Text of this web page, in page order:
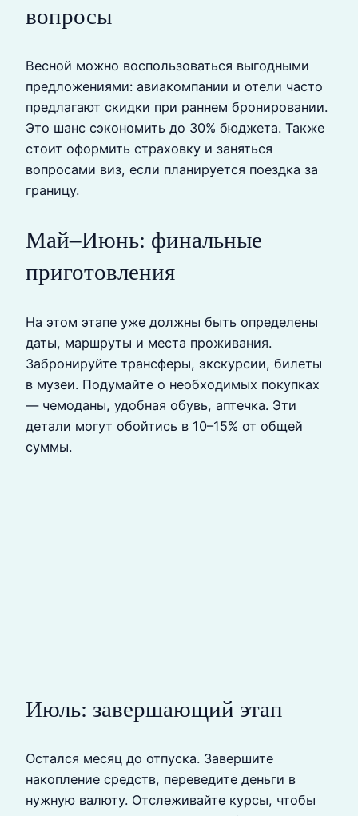
вопросы
Весной можно воспользоваться выгодными
предложениями: авиакомпании и отели часто
предлагают скидки при раннем бронировании.
Это шанс сэкономить до 30% бюджета. Также
стоит оформить страховку и заняться
вопросами виз, если планируется поездка за
границу.
Май–Июнь: финальные
приготовления
На этом этапе уже должны быть определены
даты, маршруты и места проживания.
Забронируйте трансферы, экскурсии, билеты
в музеи. Подумайте о необходимых покупках
— чемоданы, удобная обувь, аптечка. Эти
детали могут обойтись в 10–15% от общей
суммы.
Июль: завершающий этап
Остался месяц до отпуска. Завершите
накопление средств, переведите деньги в
нужную валюту. Отслеживайте курсы, чтобы